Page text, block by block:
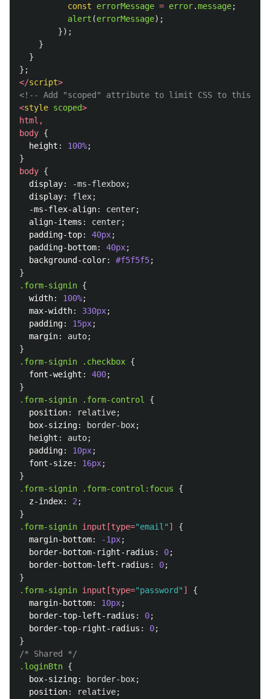
const
errorMessage = error.message;
alert (errorMessage);
});
}
}
};
</script>
<!-- Add "scoped" attribute to limit CSS to this
<style scoped>
html ,
body {
height : 100%;
}
body {
display: -ms-flexbox;
display: flex;
-ms-flex-align: center;
align-items : center;
padding-top: 40px;
padding-bottom: 40px;
background-color: #f5f5f5;
}
.form-signin {
width: 100%;
max-width: 330px;
padding: 15px;
margin: auto;
}
.form-signin
.checkbox {
font-weight : 400;
}
.form-signin
.form-control
{
position: relative;
box-sizing: border-box;
height : auto;
padding: 10px;
font-size: 16px;
}
.form-signin
.form-control :focus
{
z-index: 2 ;
}
.form-signin input [type="email" ]
{
margin-bottom: -1px;
border-bottom-right-radius : 0;
border-bottom-left-radius : 0;
}
.form-signin input [type="password" ]
{
margin-bottom: 10px;
border-top-left-radius : 0;
border-top-right-radius : 0;
}
/* Shared */
.loginBtn {
box-sizing: border-box;
position: relative;